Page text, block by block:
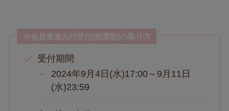
Ｗ会員最速先行受付(抽選制)の取り方
受付期間
2024年9月4日(水)17:00～9月11日
(水)23:59